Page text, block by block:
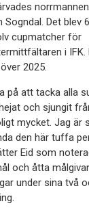
Sogndal. Det blev
cupmatcher för
i IFK.
2025.
på att tacka alla
och sjungit
mycket. Jag är
den här tuffa
Eid som
och åtta
under sina två